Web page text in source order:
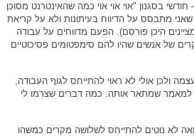
חודשי בסגנון "אוי אוי אוי כמה שהאינטרנט מסוכן
שאני מתבסס על הדיווח בעיתונות ולא על קריאת
היכן פורסם). הפעם מדווחים על עבודה
של אנשים שהיו להם סימפטומים פסיכוטיים
ולכן אולי לא ראוי להתייחס לגוף העבודה,
שמתאר אותה. כמה דברים שצרמו לי
לא נוטים להתייחס לשלושה מקרים כמשהו